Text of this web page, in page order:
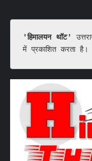
'हिमालयन थॉट'
में प्रकाशित करता है।